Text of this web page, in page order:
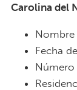
Carolina del
Fecha